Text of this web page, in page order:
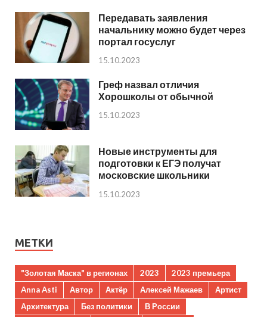
Передавать заявления
начальнику можно будет через
портал госуслуг
15.10.2023
Греф назвал отличия
Хорошколы от обычной
15.10.2023
Новые инструменты для
подготовки к ЕГЭ получат
московские школьники
15.10.2023
МЕТКИ
"Золотая Маска" в регионах 2023
2023 премьера
Anna Asti
Автор Актёр Алексей Мажаев
Артист
Архитектура
Без политики
В России